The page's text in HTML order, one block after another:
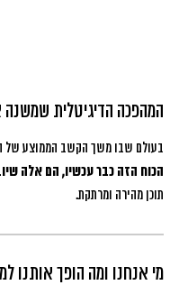
המהפכה הדיגיטלית
בעולם שבו משך הקשב הממוצע של הצרכן הצטמצם ל-8 שניות בלבד, תוכן הווידאו
הכוח הזה כבר עכשיו, הם אלה
תוכן מהירה ומרתקת.
מי אנחנו ומה הופך אותנו